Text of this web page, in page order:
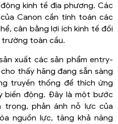
kinh tế địa phương. Các
Canon cần tính toán các
cân bằng lợi ích kinh tế đối
trường toàn cầu.
xuất các sản phẩm entry-
thấy hãng đang sẵn sàng
truyền thống để thích ứng
biến động. Đây là một bước
trọng, phản ánh nỗ lực của
nguồn lực, tăng khả năng